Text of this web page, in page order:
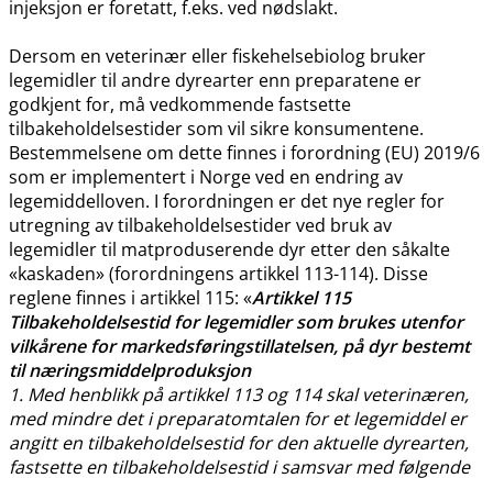
injeksjon er foretatt, f.eks. ved nødslakt.
Dersom en veterinær eller fiskehelsebiolog bruker
legemidler til andre dyrearter enn preparatene er
godkjent for, må vedkommende fastsette
tilbakeholdelsestider som vil sikre konsumentene.
Bestemmelsene om dette finnes i forordning (EU) 2019/6
som er implementert i Norge ved en endring av
legemiddelloven. I forordningen er det nye regler for
utregning av tilbakeholdelsestider ved bruk av
legemidler til matproduserende dyr etter den såkalte
«kaskaden» (forordningens artikkel 113-114). Disse
reglene finnes i artikkel 115: «Artikkel 115
Tilbakeholdelsestid for legemidler som brukes utenfor
vilkårene for markedsføringstillatelsen, på dyr bestemt
til næringsmiddelproduksjon
1. Med henblikk på artikkel 113 og 114 skal veterinæren,
med mindre det i preparatomtalen for et legemiddel er
angitt en tilbakeholdelsestid for den aktuelle dyrearten,
fastsette en tilbakeholdelsestid i samsvar med følgende